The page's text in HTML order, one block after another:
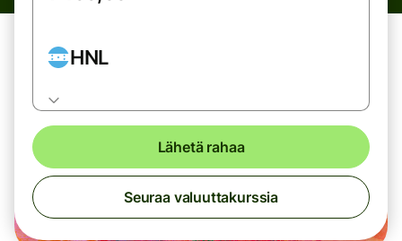
HNL
Lähetä rahaa
Seuraa valuuttakurssia